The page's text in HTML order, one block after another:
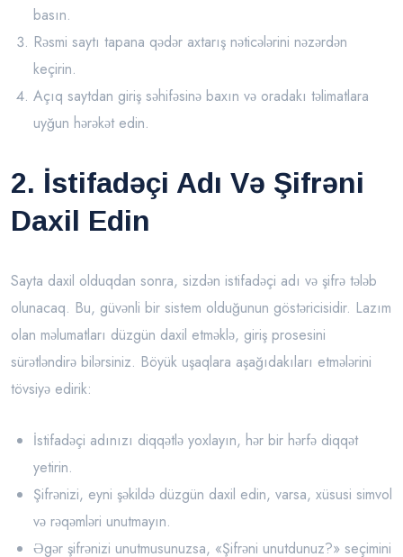
basın.
Rəsmi saytı tapana qədər axtarış nəticələrini nəzərdən
keçirin.
Açıq saytdan giriş səhifəsinə baxın və oradakı təlimatlara
uyğun hərəkət edin.
2. İstifadəçi Adı Və Şifrəni
Daxil Edin
Sayta daxil olduqdan sonra, sizdən istifadəçi adı və şifrə tələb
olunacaq. Bu, güvənli bir sistem olduğunun göstəricisidir. Lazım
olan məlumatları düzgün daxil etməklə, giriş prosesini
sürətləndirə bilərsiniz. Böyük uşaqlara aşağıdakıları etmələrini
tövsiyə edirik:
İstifadəçi adınızı diqqətlə yoxlayın, hər bir hərfə diqqət
yetirin.
Şifrənizi, eyni şəkildə düzgün daxil edin, varsa, xüsusi simvol
və rəqəmləri unutmayın.
Əgər şifrənizi unutmusunuzsa, «Şifrəni unutdunuz?» seçimini